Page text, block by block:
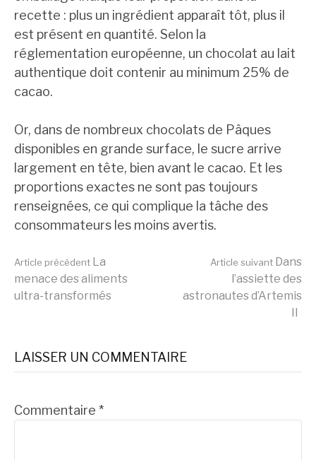
recette : plus un ingrédient apparaît tôt, plus il
est présent en quantité. Selon la
réglementation européenne, un chocolat au lait
authentique doit contenir au minimum 25% de
cacao.
Or, dans de nombreux chocolats de Pâques
disponibles en grande surface, le sucre arrive
largement en tête, bien avant le cacao. Et les
proportions exactes ne sont pas toujours
renseignées, ce qui complique la tâche des
consommateurs les moins avertis.
Lire
suite
Article précédent La
menace des aliments
ultra-transformés
Article suivant Dans
l’assiette des
astronautes d’Artemis
II
LAISSER UN COMMENTAIRE
Commentaire *